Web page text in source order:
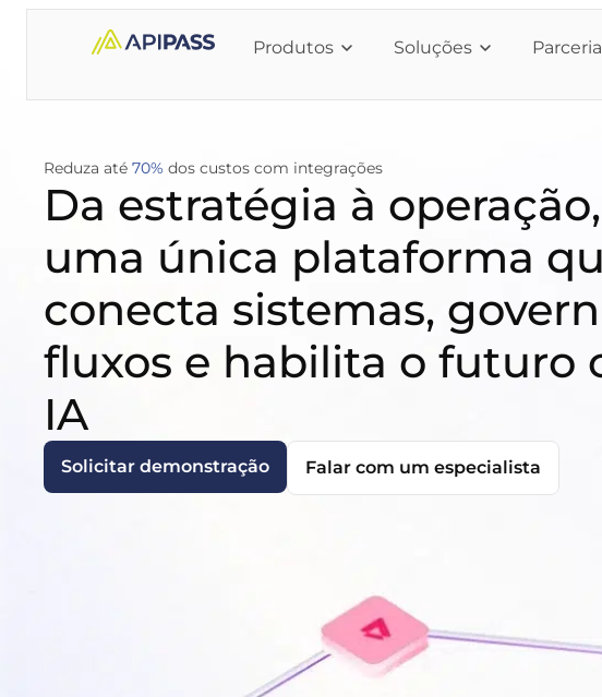
Produtos Soluções
Reduza até 70% dos custos com integrações
Da estratégia à operação,
uma única plataforma
conecta sistemas,
fluxos e habilita o futuro
IA
Solicitar demonstração Falar com um especialista